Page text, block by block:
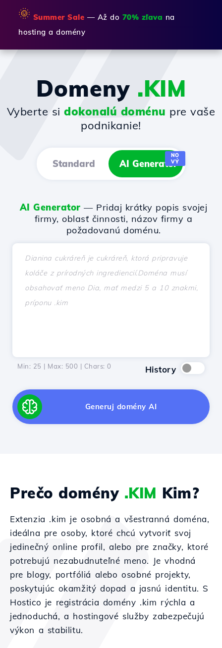
🌞 Summer Sale — Až do 70% zľava na
hosting a domény
Domeny .KIM
Vyberte sidokonalú doménu pre vaše
podnikanie!
Standard AI Generator
NO
VÝ
AI Generator — Pridaj krátky popis svojej
firmy, oblasť činnosti, názov firmy a
požadovanú doménu.
Min: 25 | Max: 500 | Chars: 0 History
Generuj domény AI
Prečo domény .KIM Kim?
Extenzia .kim je osobná a všestranná doména,
ideálna pre osoby, ktoré chcú vytvoriť svoj
jedinečný online profil, alebo pre značky, ktoré
potrebujú nezabudnuteľné meno. Je vhodná
pre blogy, portfóliá alebo osobné projekty,
poskytujúc okamžitý dopad a jasnú identitu. S
Hostico je registrácia domény .kim rýchla a
jednoduchá, a hostingové služby zabezpečujú
výkon a stabilitu.